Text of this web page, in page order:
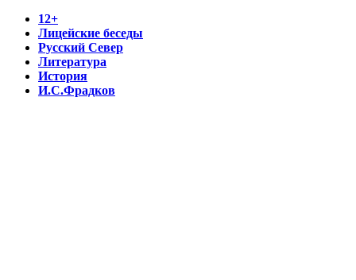
12+
Лицейские беседы
Русский Север
Литература
История
И.С.Фрадков